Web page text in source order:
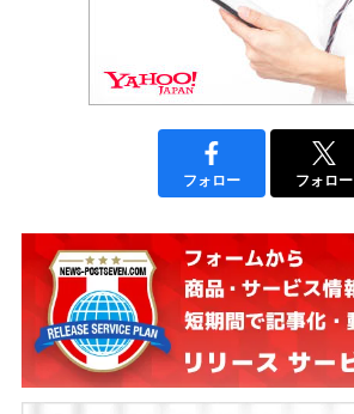
フォロー フォロー